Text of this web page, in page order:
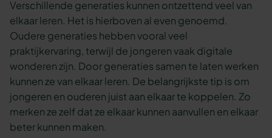
Verschillende generaties kunnen ontzettend veel van
elkaar leren. Het is hierboven al even genoemd.
Oudere generaties hebben vooral veel
praktijkervaring, terwijl de jongeren vaak digitale
wonderen zijn. Door generaties samen te laten werken
kunnen ze van elkaar leren. De belangrijkste tip is om
jongeren en ouderen juist aan elkaar te koppelen. Zo
merken ze zelf dat ze elkaar kunnen aanvullen en elkaar
beter kunnen maken.